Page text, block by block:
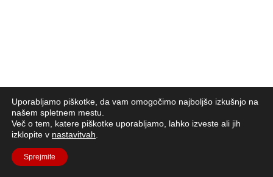
Uporabljamo piškotke, da vam omogočimo najboljšo izkušnjo na
našem spletnem mestu.
Več o tem, katere piškotke uporabljamo, lahko izveste ali jih
izklopite v nastavitvah
Sprejmite